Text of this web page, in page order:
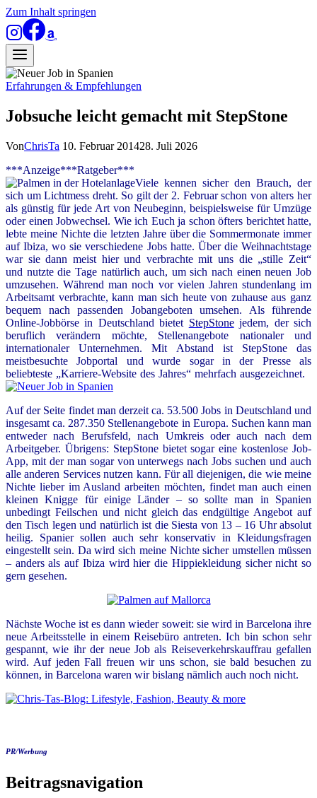
Zum Inhalt springen
Erfahrungen & Empfehlungen
Jobsuche leicht gemacht mit StepStone
VonChrisTa 10. Februar 201428. Juli 2026
***Anzeige***Ratgeber***
Viele kennen sicher den Brauch, der
sich um Lichtmess dreht. So gilt der 2. Februar schon von alters her
als günstig für jede Art von Neubeginn, beispielsweise für Umzüge
oder einen Jobwechsel. Wie ich Euch ja schon öfters berichtet hatte,
lebte meine Nichte die letzten Jahre über die Sommermonate immer
auf Ibiza, wo sie verschiedene Jobs hatte. Über die Weihnachtstage
war sie dann meist hier und verbrachte mit uns die „stille Zeit“
und nutzte die Tage natürlich auch, um sich nach einen neuen Job
umzusehen.Während man noch vor vielen Jahren stundenlang im
Arbeitsamt verbrachte, kann man sich heute von zuhause aus ganz
bequem nach passenden Jobangeboten umsehen. Als führende
Online-Jobbörse in Deutschland bietet StepStonejedem, der sich
beruflich verändern möchte, Stellenangebote nationaler und
internationaler Unternehmen. Mit Abstand ist StepStone das
meistbesuchte Jobportal und wurde sogar in der Presse als
beliebteste „Karriere-Website des Jahres“ mehrfach ausgezeichnet.
Auf der Seite findet man derzeit ca. 53.500 Jobs in Deutschland und
insgesamt ca. 287.350 Stellenangebote in Europa. Suchen kann man
entweder nach Berufsfeld, nach Umkreis oder auch nach dem
Arbeitgeber. Übrigens: StepStone bietet sogar eine kostenlose Job-
App, mit der man sogar von unterwegs nach Jobs suchen und auch
alle anderen Services nutzen kann. Für all diejenigen, die wie meine
Nichte lieber im Ausland arbeiten möchten, findet man auch einen
kleinen Knigge für einige Länder – so sollte man in Spanien
unbedingt Feilschen und nicht gleich das endgültige Angebot auf
den Tisch legen und natürlich ist die Siesta von 13 – 16 Uhr absolut
heilig. Spanier sollen auch sehr konservativ in Kleidungsfragen
eingestellt sein. Da wird sich meine Nichte sicher umstellen müssen
– anders als auf Ibiza wird hier die Hippiekleidung sicher nicht so
gern gesehen.
Nächste Woche ist es dann wieder soweit: sie wird in Barcelona ihre
neue Arbeitsstelle in einem Reisebüro antreten. Ich bin schon sehr
gespannt, wie ihr der neue Job als Reiseverkehrskauffrau gefallen
wird. Auf jeden Fall freuen wir uns schon, sie bald besuchen zu
können, in Barcelona waren wir bislang nämlich auch noch nicht.
PR/Werbung
Beitragsnavigation